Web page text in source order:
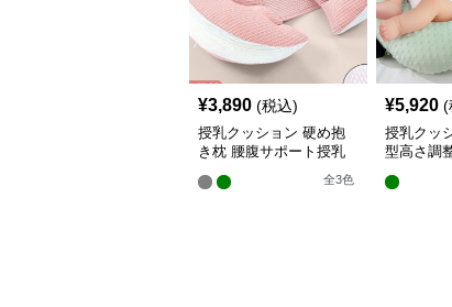
¥3,890 (税込)
授乳クッション 硬め抱
き枕 腰腹サポート授乳
全3色
¥5,920 (
授乳クッ
型高さ調